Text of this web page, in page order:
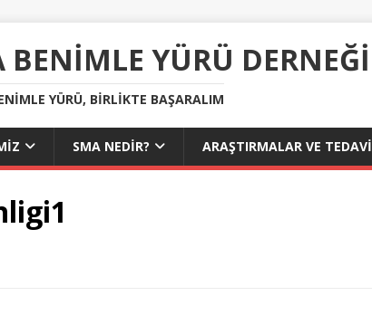
BENIMLE YÜRÜ DERNEĞI
YÜRÜ, BIRLIKTE BAŞARALIM
SMA NEDIR? ARAŞTIRMALAR VE TEDAVI